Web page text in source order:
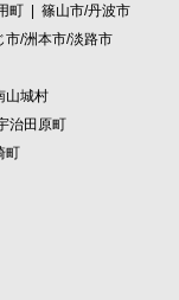
町
篠山市/丹波市
市/洲本市/淡路市
山城村
治田原町
町